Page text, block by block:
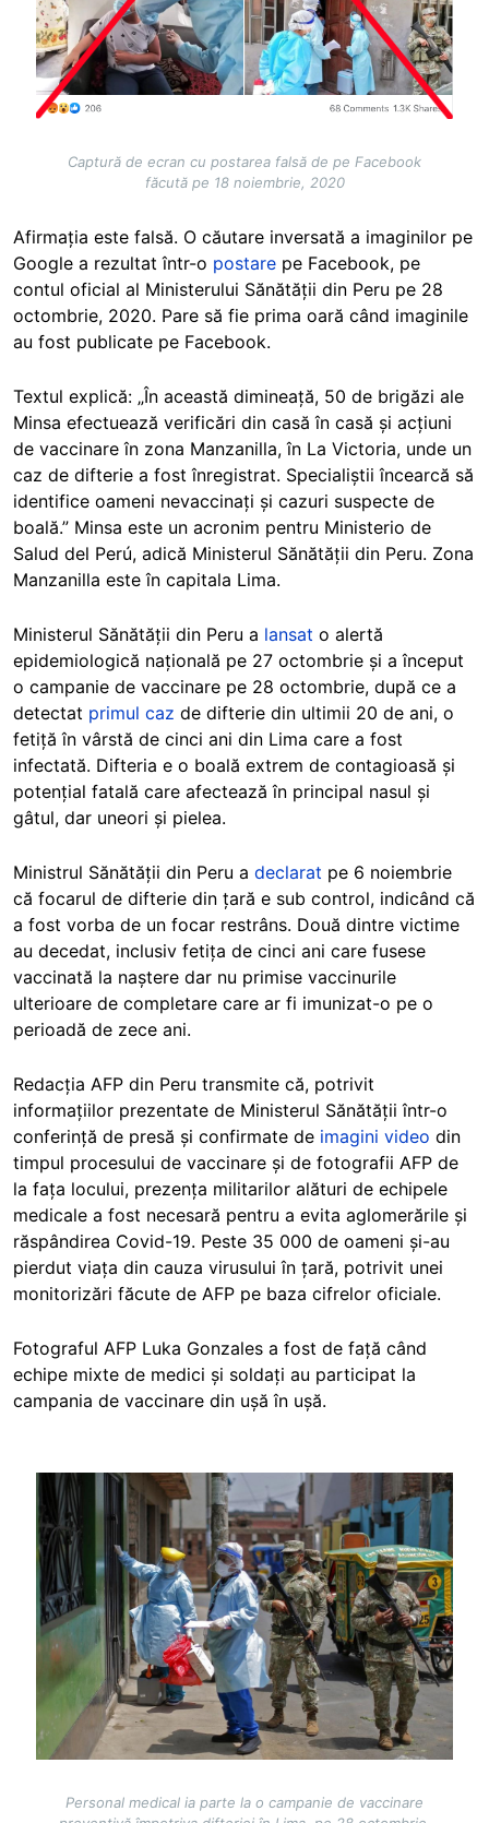
Captură de ecran cu postarea falsă de pe Facebook
făcută pe 18 noiembrie, 2020
Afirmația este falsă. O căutare inversată a imaginilor pe
Google a rezultat într-o postare pe Facebook, pe
contul oficial al Ministerului Sănătății din Peru pe 28
octombrie, 2020. Pare să fie prima oară când imaginile
au fost publicate pe Facebook.
Textul explică: „În această dimineață, 50 de brigăzi ale
Minsa efectuează verificări din casă în casă și acțiuni
de vaccinare în zona Manzanilla, în La Victoria, unde un
caz de difterie a fost înregistrat. Specialiștii încearcă să
identifice oameni nevaccinați și cazuri suspecte de
boală.” Minsa este un acronim pentru Ministerio de
Salud del Perú, adică Ministerul Sănătății din Peru. Zona
Manzanilla este în capitala Lima.
Ministerul Sănătății din Peru a lansat o alertă
epidemiologică națională pe 27 octombrie și a început
o campanie de vaccinare pe 28 octombrie, după ce a
detectat primul caz de difterie din ultimii 20 de ani, o
fetiță în vârstă de cinci ani din Lima care a fost
infectată. Difteria e o boală extrem de contagioasă și
potențial fatală care afectează în principal nasul și
gâtul, dar uneori și pielea.
Ministrul Sănătății din Peru a declarat pe 6 noiembrie
că focarul de difterie din țară e sub control, indicând că
a fost vorba de un focar restrâns. Două dintre victime
au decedat, inclusiv fetița de cinci ani care fusese
vaccinată la naștere dar nu primise vaccinurile
ulterioare de completare care ar fi imunizat-o pe o
perioadă de zece ani.
Redacția AFP din Peru transmite că, potrivit
informațiilor prezentate de Ministerul Sănătății într-o
conferință de presă și confirmate de imagini video din
timpul procesului de vaccinare și de fotografii AFP de
la fața locului, prezența militarilor alături de echipele
medicale a fost necesară pentru a evita aglomerările și
răspândirea Covid-19. Peste 35 000 de oameni și-au
pierdut viața din cauza virusului în țară, potrivit unei
monitorizări făcute de AFP pe baza cifrelor oficiale.
Fotograful AFP Luka Gonzales a fost de față când
echipe mixte de medici și soldați au participat la
campania de vaccinare din ușă în ușă.
Image
Personal medical ia parte la o campanie de vaccinare